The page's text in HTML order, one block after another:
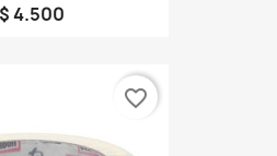
$ 4.500
favorite_border